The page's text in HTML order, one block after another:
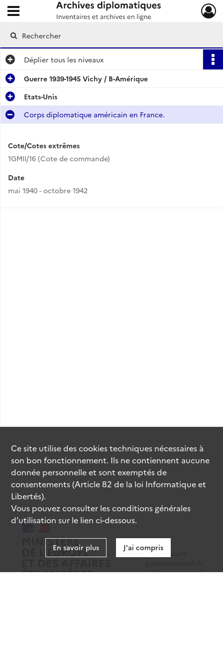
Archives diplomatiques
Ouvrir le menu déroulant
Déplier tous les niveaux
Guerre 1939-1945 Vichy / B-Amérique
Etats-Unis
Corps diplomatique américain en France.
Cote/Cotes extrêmes
1GMII/16 (Cote de commande)
Date
mai 1940 - octobre 1942
data.gouv.fr
legifrance.gouv.fr
Ce site utilise descookiestechniques nécessaires à
son bon fonctionnement. Ils ne contiennent aucune
donnée personnelle et sont exemptés de
consentements (Article 82 de la loi Informatique et
Libertés).
Vous pouvez consulter les conditions générales
d’utilisation sur le lien ci-dessous.
En savoir plus J'ai compris